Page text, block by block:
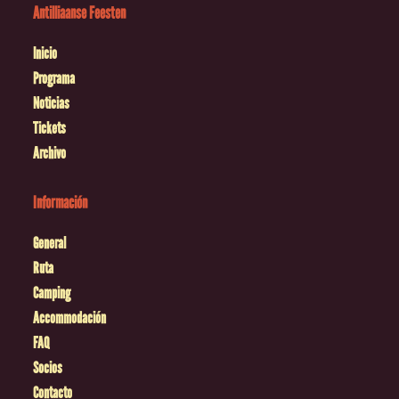
Antilliaanse Feesten
Inicio
Programa
Noticias
Tickets
Archivo
Información
General
Ruta
Camping
Accommodación
FAQ
Socios
Contacto